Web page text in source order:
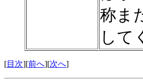
称ま
して
[目次][前へ][次へ]